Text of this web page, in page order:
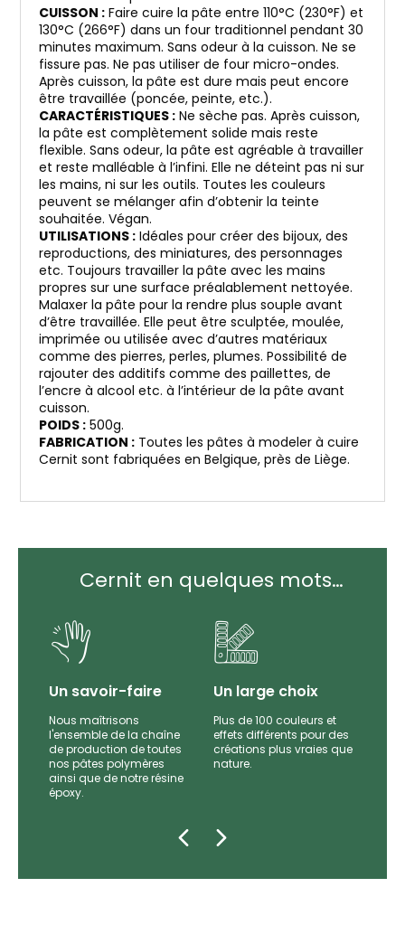
CUISSON : Faire cuire la pâte entre 110°C (230°F) et
130°C (266°F) dans un four traditionnel pendant 30
minutes maximum. Sans odeur à la cuisson. Ne se
fissure pas. Ne pas utiliser de four micro-ondes.
Après cuisson, la pâte est dure mais peut encore
être travaillée (poncée, peinte, etc.).
CARACTÉRISTIQUES : Ne sèche pas. Après cuisson,
la pâte est complètement solide mais reste
flexible. Sans odeur, la pâte est agréable à travailler
et reste malléable à l’infini. Elle ne déteint pas ni sur
les mains, ni sur les outils. Toutes les couleurs
peuvent se mélanger afin d’obtenir la teinte
souhaitée. Végan.
UTILISATIONS : Idéales pour créer des bijoux, des
reproductions, des miniatures, des personnages
etc. Toujours travailler la pâte avec les mains
propres sur une surface préalablement nettoyée.
Malaxer la pâte pour la rendre plus souple avant
d’être travaillée. Elle peut être sculptée, moulée,
imprimée ou utilisée avec d’autres matériaux
comme des pierres, perles, plumes. Possibilité de
rajouter des additifs comme des paillettes, de
l’encre à alcool etc. à l’intérieur de la pâte avant
cuisson.
POIDS : 500g.
FABRICATION : Toutes les pâtes à modeler à cuire
Cernit sont fabriquées en Belgique, près de Liège.
Cernit en quelques mots…
Un savoir-faire
Nous maîtrisons
l'ensemble de la chaîne
de production de toutes
nos pâtes polymères
ainsi que de notre résine
époxy.
Un large choix
Plus de 100 couleurs et
effets différents pour des
créations plus vraies que
nature.